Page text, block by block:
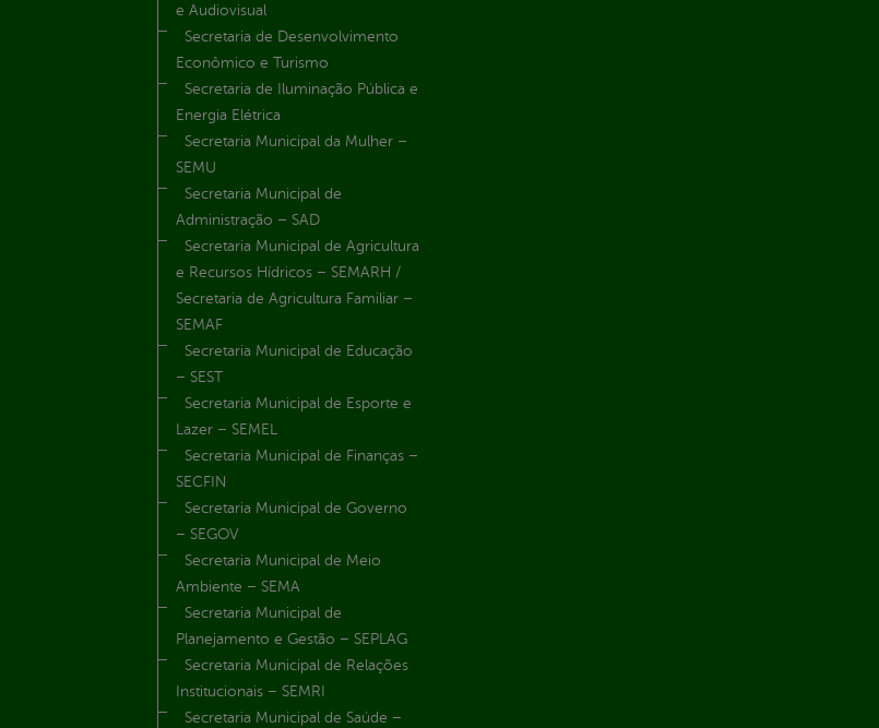
e Audiovisual
Secretaria de Desenvolvimento
Econômico e Turismo
Secretaria de Iluminação Pública e
Energia Elétrica
Secretaria Municipal da Mulher –
SEMU
Secretaria Municipal de
Administração – SAD
Secretaria Municipal de Agricultura
e Recursos Hídricos – SEMARH /
Secretaria de Agricultura Familiar –
SEMAF
Secretaria Municipal de Educação
– SEST
Secretaria Municipal de Esporte e
Lazer – SEMEL
Secretaria Municipal de Finanças –
SECFIN
Secretaria Municipal de Governo
– SEGOV
Secretaria Municipal de Meio
Ambiente – SEMA
Secretaria Municipal de
Planejamento e Gestão – SEPLAG
Secretaria Municipal de Relações
Institucionais – SEMRI
Secretaria Municipal de Saúde –